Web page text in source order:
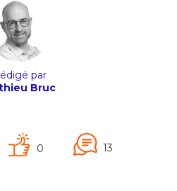
par
Bruc
0 13